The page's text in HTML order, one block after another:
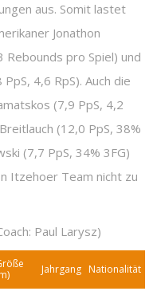
aus. Somit lastet
Jonathon
Rebounds pro Spiel) und
4,6 RpS). Auch die
(7,9 PpS, 4,2
(12,0 PpS, 38%
(7,7 PpS, 34% 3FG)
Itzehoer Team nicht zu
Paul Larysz)
Jahrgang Nationalität